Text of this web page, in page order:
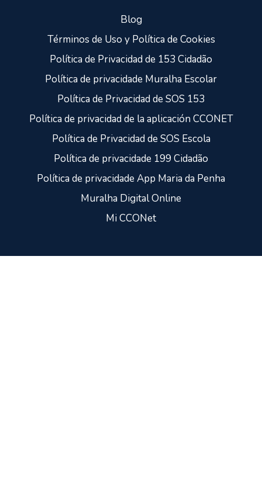
Blog
Términos de Uso y Política de Cookies
Política de Privacidad de 153 Cidadão
Política de privacidade Muralha Escolar
Política de Privacidad de SOS 153
Política de privacidad de la aplicación CCONET
Política de Privacidad de SOS Escola
Política de privacidade 199 Cidadão
Política de privacidade App Maria da Penha
Muralha Digital Online
Mi CCONet